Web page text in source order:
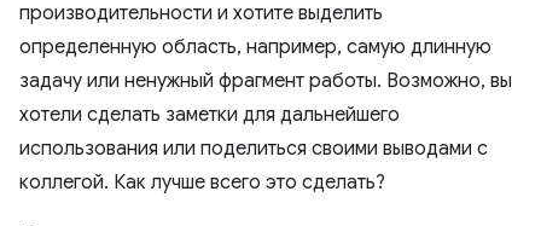
производительности и хотите выделить
определенную область, например, самую длинную
задачу или ненужный фрагмент работы. Возможно, вы
хотели сделать заметки для дальнейшего
использования или поделиться своими выводами с
коллегой. Как лучше всего это сделать?